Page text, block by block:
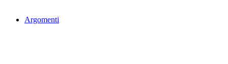
Argomenti